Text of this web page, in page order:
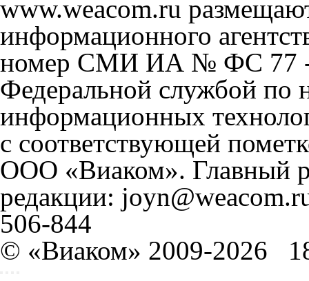
www.weacom.ru
информационного
номер СМИ ИА № ФС 77 -
Федеральной службой по
информационных
с соответствующей
ООО «Виаком». Главный
редакции:
506-844
© «Виаком» 2009-2026